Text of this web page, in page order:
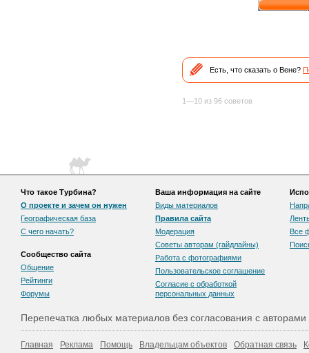
Есть, что сказать о Вене?
1—10 из 96 советов
Что такое Турбина?
О проекте и зачем он нужен
Географическая база
С чего начать?
Сообщество сайта
Общение
Рейтинги
Форумы
Ваша информация на сайте
Виды материалов
Правила сайта
Модерация
Советы авторам (гайдлайны)
Работа с фотографиями
Пользовательскоe соглашение
Согласие с обработкой
персональных данных
Все
Перепечатка любых материалов без согласования с
Главная Реклама Помощь Владельцам объектов Обратная связь